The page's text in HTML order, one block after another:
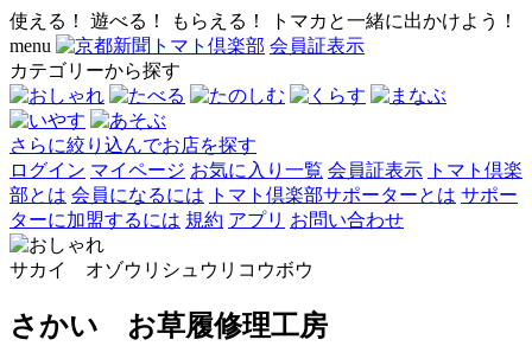
使える！ 遊べる！ もらえる！ トマカと一緒に出かけよう！
menu
会員証表示
カテゴリーから探す
さらに絞り込んでお店を探す
ログイン マイページ お気に入り一覧 会員証表示 トマト倶楽
部とは 会員になるには トマト倶楽部サポーターとは サポー
ターに加盟するには 規約 アプリ お問い合わせ
サカイ オゾウリシュウリコウボウ
さかい お草履修理工房